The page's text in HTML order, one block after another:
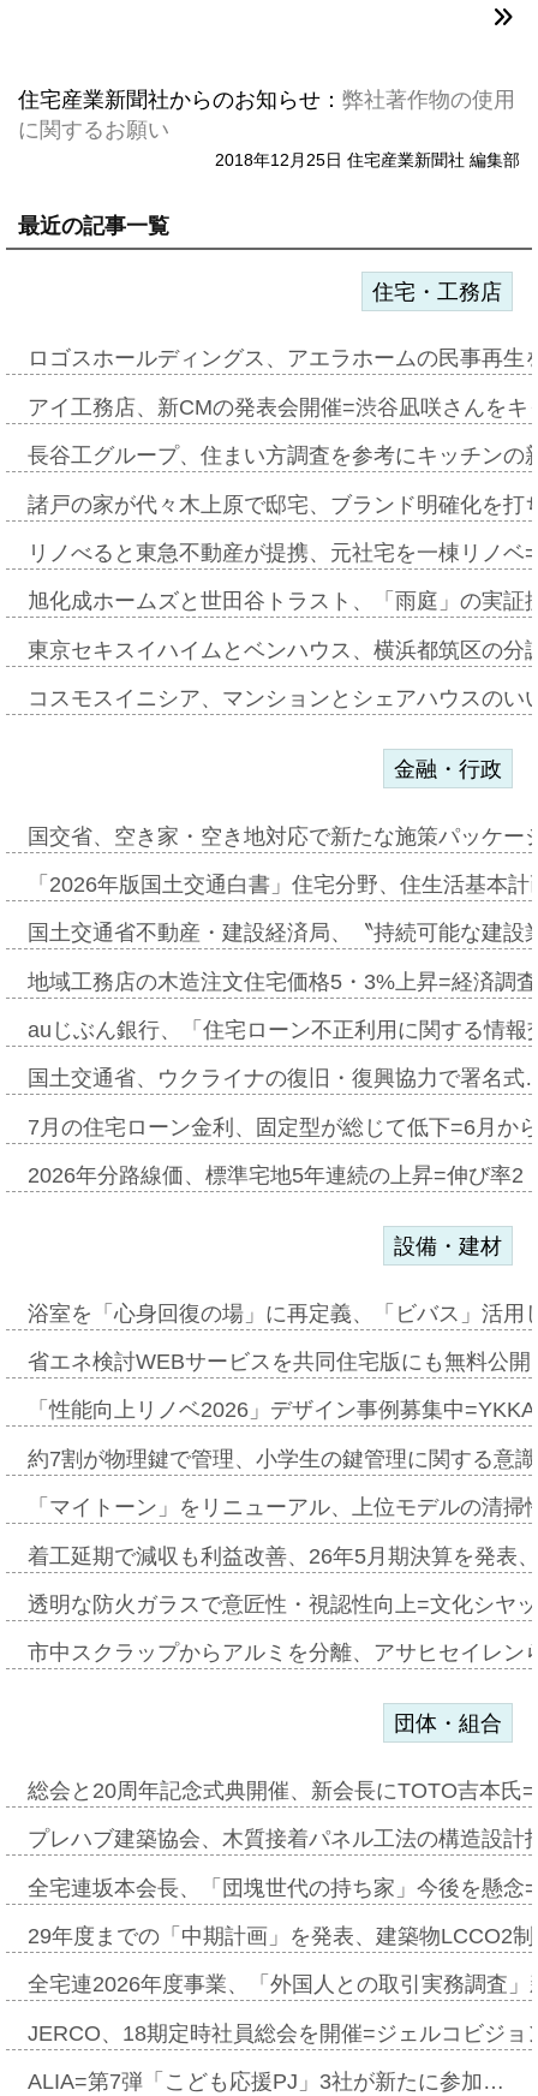
住宅産業新聞社からのお知らせ： 弊社著作物の使用
に関するお願い
2018年12月25日 住宅産業新聞社 編集部
最近の記事一覧
住宅・工務店
ロゴスホールディングス、アエラホームの民事再
アイ工務店、新CMの発表会開催=渋谷凪咲さんを
長谷工グループ、住まい方調査を参考にキッチン
諸戸の家が代々木上原で邸宅、ブランド明確化を
リノべると東急不動産が提携、元社宅を一棟リノ
旭化成ホームズと世田谷トラスト、「雨庭」の実
東京セキスイハイムとベンハウス、横浜都筑区の
コスモスイニシア、マンションとシェアハウスの
金融・行政
国交省、空き家・空き地対応で新たな施策パッケ
「2026年版国土交通白書」住宅分野、住生活基本
国土交通省不動産・建設経済局、〝持続可能な建
地域工務店の木造注文住宅価格5・3%上昇=経済調
auじぶん銀行、「住宅ローン不正利用に関する情
国土交通省、ウクライナの復旧・復興協力で署名
7月の住宅ローン金利、固定型が総じて低下=6月か
2026年分路線価、標準宅地5年連続の上昇=伸び率
設備・建材
浴室を「心身回復の場」に再定義、「ビバス」活
省エネ検討WEBサービスを共同住宅版にも無料公
「性能向上リノベ2026」デザイン事例募集中
約7割が物理鍵で管理、小学生の鍵管理に関する意
「マイトーン」をリニューアル、上位モデルの清
着工延期で減収も利益改善、26年5月期決算を発表
透明な防火ガラスで意匠性・視認性向上=文化シヤ
市中スクラップからアルミを分離、アサヒセイレ
団体・組合
総会と20周年記念式典開催、新会長にTOTO吉本氏
プレハブ建築協会、木質接着パネル工法の構造設
全宅連坂本会長、「団塊世代の持ち家」今後を懸
29年度までの「中期計画」を発表、建築物LCCO2
全宅連2026年度事業、「外国人との取引実務調査
JERCO、18期定時社員総会を開催=ジェルコビジ
ALIA=第7弾「こども応援PJ」3社が新たに参加…